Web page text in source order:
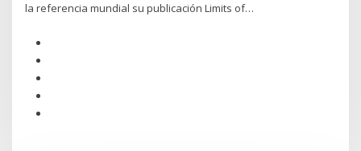
la referencia mundial su publicación Limits of…